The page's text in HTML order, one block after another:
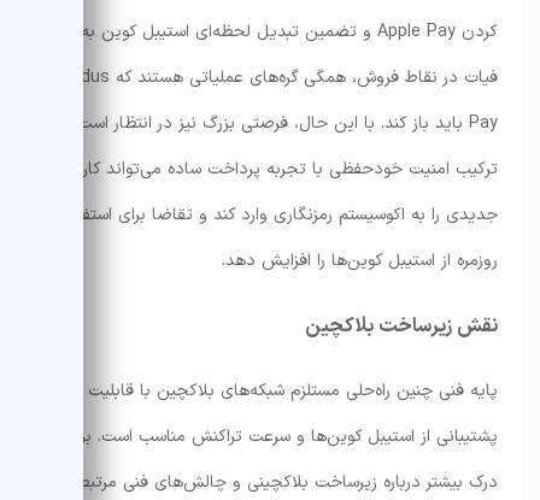
کردن Apple Pay و تضمین تبدیل لحظه‌ای استیبل کوین به ارز
فیات در نقاط فروش، همگی گره‌های عملیاتی هستند که Exodus
Pay باید باز کند. با این حال، فرصتی بزرگ نیز در انتظار است:
ترکیب امنیت خودحفظی با تجربه پرداخت ساده می‌تواند کاربران
جدیدی را به اکوسیستم رمزنگاری وارد کند و تقاضا برای استفاده
روزمره از استیبل کوین‌ها را افزایش دهد.
نقش زیرساخت بلاکچین
پایه فنی چنین راه‌حلی مستلزم شبکه‌های بلاکچین با قابلیت
پشتیبانی از استیبل کوین‌ها و سرعت تراکنش مناسب است. برای
درک بیشتر درباره زیرساخت بلاکچینی و چالش‌های فنی مرتبط